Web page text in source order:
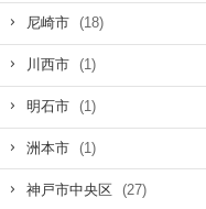
尼崎市 (18)
川西市 (1)
明石市 (1)
洲本市 (1)
神戸市中央区 (27)